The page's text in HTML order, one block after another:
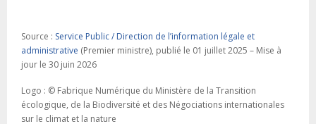
Source : Service Public / Direction de l’information légale et
administrative (Premier ministre), publié le 01 juillet 2025 – Mise à
jour le 30 juin 2026
Logo : © Fabrique Numérique du Ministère de la Transition
écologique, de la Biodiversité et des Négociations internationales
sur le climat et la nature